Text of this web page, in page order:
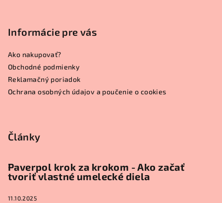
Informácie pre vás
Ako nakupovať?
Obchodné podmienky
Reklamačný poriadok
Ochrana osobných údajov a poučenie o cookies
Články
Paverpol krok za krokom - Ako začať
tvoriť vlastné umelecké diela
11.10.2025